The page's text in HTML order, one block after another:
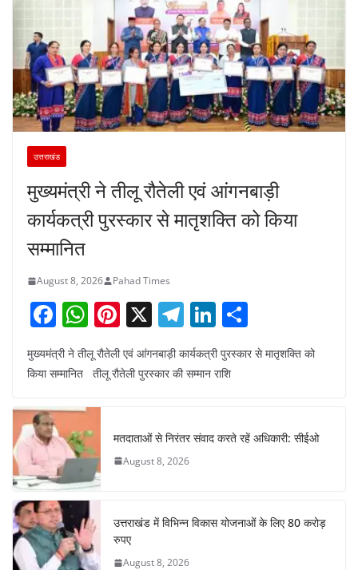
उत्तराखंड
मुख्यमंत्री ने तीलू रौतेली एवं आंगनबाड़ी
कार्यकत्री पुरस्कार से मातृशक्ति को किया
सम्मानित
August 8, 2026 Pahad Times
F
a
c
b
o
o
k
W
h
at
A
p
p
Pi
nt
er
X T
el
e
m
Li
n
k
n
h
ar
मुख्यमंत्री ने तीलू रौतेली एवं आंगनबाड़ी कार्यकत्री पुरस्कार से मातृशक्ति को
किया सम्मानित तीलू रौतेली पुरस्कार की सम्मान राशि
मतदाताओं से निरंतर संवाद करते रहें अधिकारी: सीईओ
August 8, 2026
उत्तराखंड में विभिन्न विकास योजनाओं के लिए 80 करोड़
रुपए
August 8, 2026